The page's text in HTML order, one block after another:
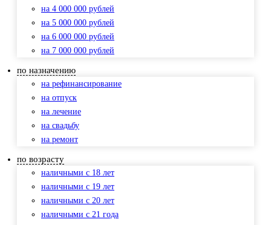
на 4 000 000 рублей
на 5 000 000 рублей
на 6 000 000 рублей
на 7 000 000 рублей
по назначению
на рефинансирование
на отпуск
на лечение
на свадьбу
на ремонт
по возрасту
наличными с 18 лет
наличными с 19 лет
наличными с 20 лет
наличными с 21 года